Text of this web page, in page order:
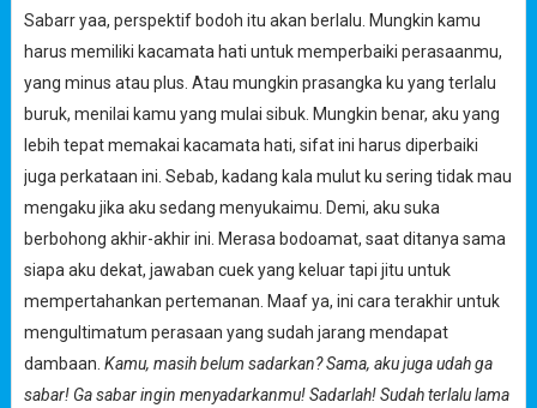
Sabarr yaa, perspektif bodoh itu akan berlalu. Mungkin kamu
harus memiliki kacamata hati untuk memperbaiki perasaanmu,
yang minus atau plus. Atau mungkin prasangka ku yang terlalu
buruk, menilai kamu yang mulai sibuk. Mungkin benar, aku yang
lebih tepat memakai kacamata hati, sifat ini harus diperbaiki
juga perkataan ini. Sebab, kadang kala mulut ku sering tidak mau
mengaku jika aku sedang menyukaimu. Demi, aku suka
berbohong akhir-akhir ini. Merasa bodoamat, saat ditanya sama
siapa aku dekat, jawaban cuek yang keluar tapi jitu untuk
mempertahankan pertemanan. Maaf ya, ini cara terakhir untuk
mengultimatum perasaan yang sudah jarang mendapat
dambaan. Kamu, masih belum sadarkan? Sama, aku juga udah ga
sabar! Ga sabar ingin menyadarkanmu! Sadarlah! Sudah terlalu lama